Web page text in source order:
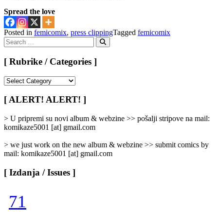
Spread the love
Posted in femicomix, press clippingTagged femicomix
Search
for:
Search
[ Rubrike / Categories ]
/
Categories
]
[ ALERT! ALERT! ]
> U pripremi su novi album & webzine >> pošalji stripove na mail:
komikaze5001 [at] gmail.com
> we just work on the new album & webzine >> submit comics by
mail: komikaze5001 [at] gmail.com
[ Izdanja / Issues ]
71